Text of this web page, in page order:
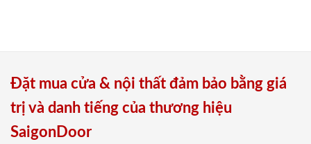
Đặt mua cửa & nội thất đảm bảo bằng giá
trị và danh tiếng của thương hiệu
SaigonDoor